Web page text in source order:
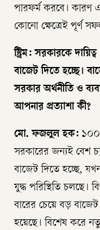
পারফর্ম করবে। কারণ
কোনো ক্ষেত্রেই পূর্ণ
স্ট্রিম: সরকারকে
বাজেট দিতে হচ্ছে।
সরকার অর্থনীতি ও
আপনার প্রত্যাশা কী?
মো. ফজলুল হক: ১০০
সরকারের জন্যই বেশ
বাজেট দিতে হচ্ছে,
যুদ্ধ পরিস্থিতি
বারের চেয়ে বড়
হয়েছে। বিশেষ করে